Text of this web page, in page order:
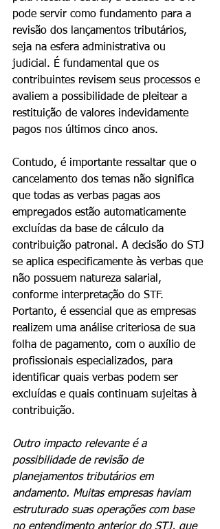
pode servir como fundamento para a
revisão dos lançamentos tributários,
seja na esfera administrativa ou
judicial. É fundamental que os
contribuintes revisem seus processos e
avaliem a possibilidade de pleitear a
restituição de valores indevidamente
pagos nos últimos cinco anos.
Contudo, é importante ressaltar que o
cancelamento dos temas não significa
que todas as verbas pagas aos
empregados estão automaticamente
excluídas da base de cálculo da
contribuição patronal. A decisão do STJ
se aplica especificamente às verbas que
não possuem natureza salarial,
conforme interpretação do STF.
Portanto, é essencial que as empresas
realizem uma análise criteriosa de sua
folha de pagamento, com o auxílio de
profissionais especializados, para
identificar quais verbas podem ser
excluídas e quais continuam sujeitas à
contribuição.
Outro impacto relevante é a
possibilidade de revisão de
planejamentos tributários em
andamento. Muitas empresas haviam
estruturado suas operações com base